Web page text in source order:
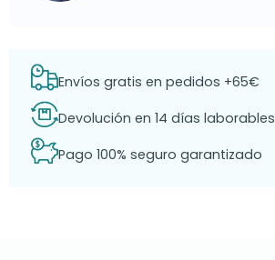
Envíos gratis en pedidos +65€
Devolución en 14 días laborables
Pago 100% seguro garantizado